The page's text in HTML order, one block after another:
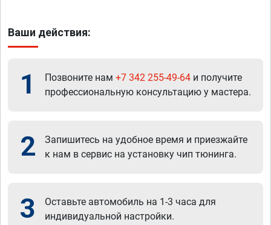
Ваши действия:
1 Позвоните нам +7 342 255-49-64 и получите
профессиональную консультацию у мастера.
2
Запишитесь на удобное время и приезжайте
к нам в сервис на установку чип тюнинга.
3
Оставьте автомобиль на 1-3 часа для
индивидуальной настройки.